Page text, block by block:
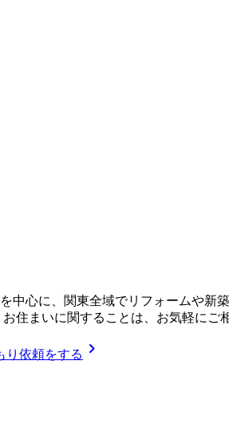
中心に、関東全域でリフォームや新
住まいに関することは、お気軽にご
り依頼をする chevron_right